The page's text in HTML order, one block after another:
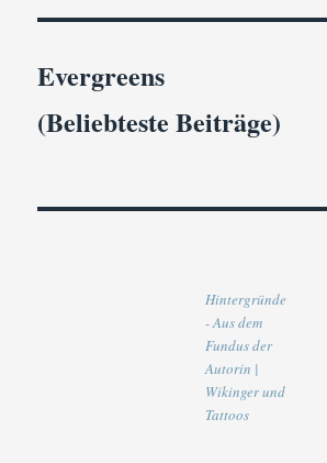
Evergreens
(Beliebteste Beiträge)
Hintergründe
- Aus dem
Fundus der
Autorin |
Wikinger und
Tattoos